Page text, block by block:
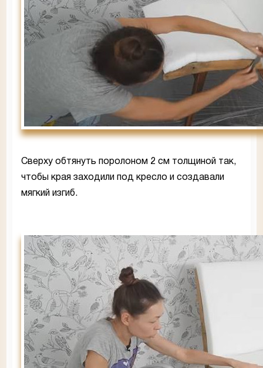
Сверху обтянуть поролоном 2 см толщиной так,
чтобы края заходили под кресло и создавали
мягкий изгиб.